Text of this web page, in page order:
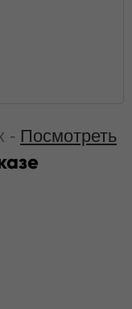
- Посмотреть